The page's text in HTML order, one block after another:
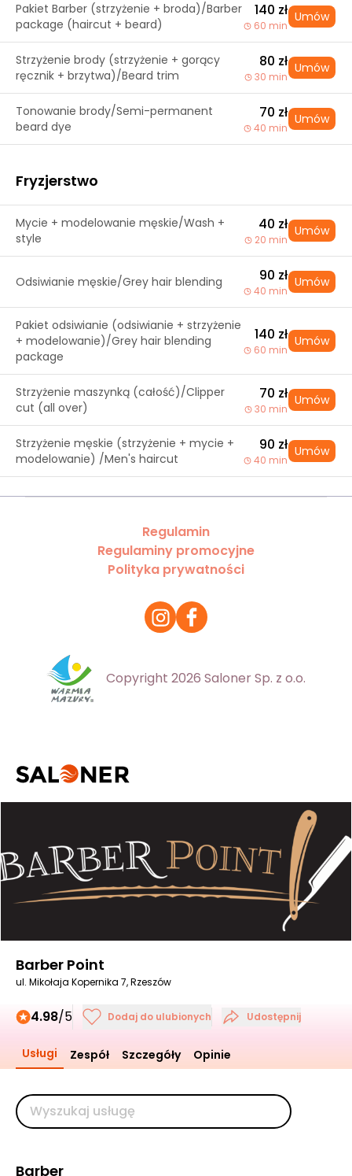
Pakiet Barber (strzyżenie + broda)/Barber
package (haircut + beard)
140 zł
60 min
Umów
Strzyżenie brody (strzyżenie + gorący
ręcznik + brzytwa)/Beard trim
80 zł
30 min
Umów
Tonowanie brody/Semi-permanent
beard dye
70 zł
40 min
Umów
Fryzjerstwo
Mycie + modelowanie męskie/Wash +
style
40 zł
20 min
Umów
Odsiwianie męskie/Grey hair blending 90 zł
40 min
Umów
Pakiet odsiwianie (odsiwianie + strzyżenie
+ modelowanie)/Grey hair blending
package
140 zł
60 min
Umów
Strzyżenie maszynką (całość)/Clipper
cut (all over)
70 zł
30 min
Umów
Strzyżenie męskie (strzyżenie + mycie +
modelowanie) /Men's haircut
90 zł
40 min
Umów
Regulamin
Regulaminy promocyjne
Polityka prywatności
Copyright 2026 Saloner Sp. z o.o.
Barber Point
ul. Mikołaja Kopernika 7, Rzeszów
4.98/5 Dodaj do ulubionych Udostępnij
Usługi Zespół Szczegóły Opinie
Barber